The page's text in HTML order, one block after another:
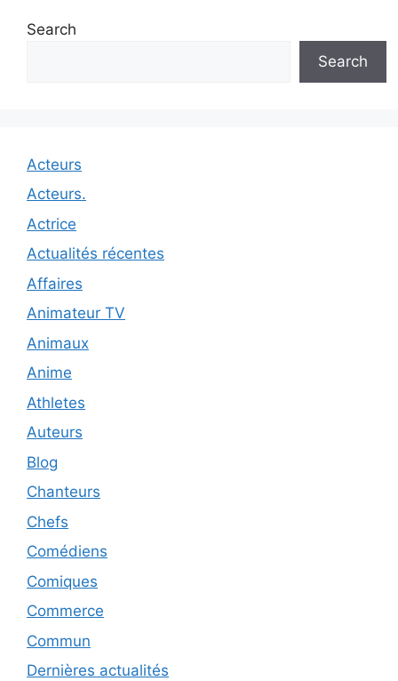
Search
Search
Acteurs
Acteurs.
Actrice
Actualités récentes
Affaires
Animateur TV
Animaux
Anime
Athletes
Auteurs
Blog
Chanteurs
Chefs
Comédiens
Comiques
Commerce
Commun
Dernières actualités